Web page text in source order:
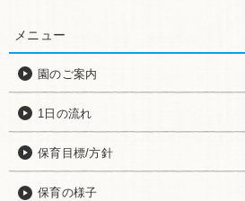
メニュー
園のご案内
1日の流れ
保育目標/方針
保育の様子